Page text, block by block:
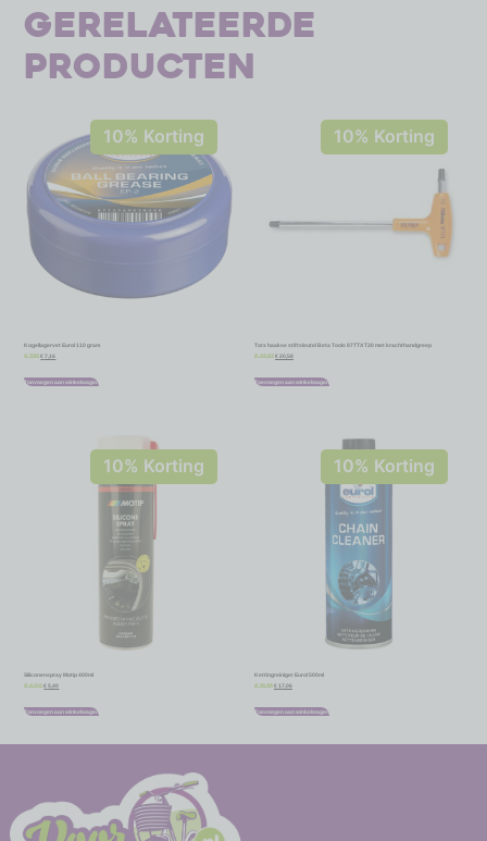
Gerelateerde
producten
10% Korting
Kogellagervet Eurol 110 gram
€ 7,95 € 7,16
Toevoegen aan winkelwagen
10% Korting
Torx haakse stiftsleutel Beta Tools 97TTX T30 met krachthandgreep
€ 22,87 € 20,58
Toevoegen aan winkelwagen
10% Korting
Siliconenspray Motip 400ml
€ 6,00 € 5,40
Toevoegen aan winkelwagen
10% Korting
Kettingreiniger Eurol 500ml
€ 18,95 € 17,06
Toevoegen aan winkelwagen